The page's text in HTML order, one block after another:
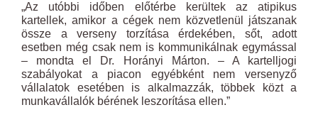
„Az utóbbi időben előtérbe kerültek az atipikus
kartellek, amikor a cégek nem közvetlenül játszanak
össze a verseny torzítása érdekében, sőt, adott
esetben még csak nem is kommunikálnak egymással
– mondta el Dr. Horányi Márton. – A kartelljogi
szabályokat a piacon egyébként nem versenyző
vállalatok esetében is alkalmazzák, többek közt a
munkavállalók bérének leszorítása ellen.”